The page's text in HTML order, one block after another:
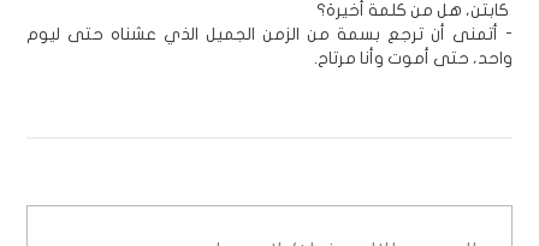
كابتن، هل من كلمة أخيرة؟
- أتمنى أن ترجع بسمة من الزمن الجميل الذي عشناه حتى ليوم
واحد، حتى أموت وأنا مرتاح.